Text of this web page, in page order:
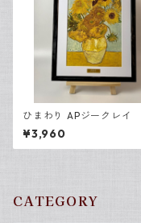
ひまわり APジークレイ
¥3,960
CATEGORY